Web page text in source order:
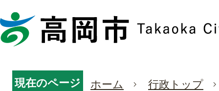
現在のページ ホーム 行政トップ